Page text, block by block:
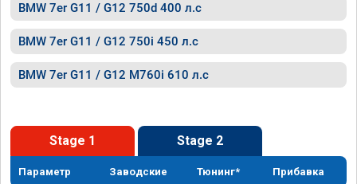
BMW 7er G11 / G12 750d 400 л.с
BMW 7er G11 / G12 750i 450 л.с
BMW 7er G11 / G12 M760i 610 л.с
Stage 1 Stage 2
Параметр Заводские Тюнинг* Прибавка